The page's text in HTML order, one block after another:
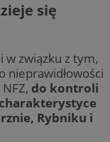
się
w związku z tym,
nieprawidłowości
do kontroli
Rybniku i